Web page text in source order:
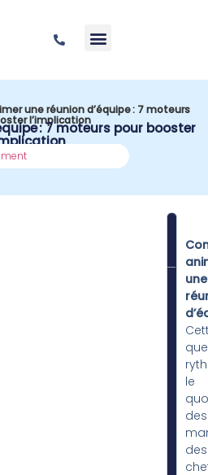
une réunion d’équipe : 7 moteurs
l’implication
: 7 moteurs pour booster
une
le
des
des